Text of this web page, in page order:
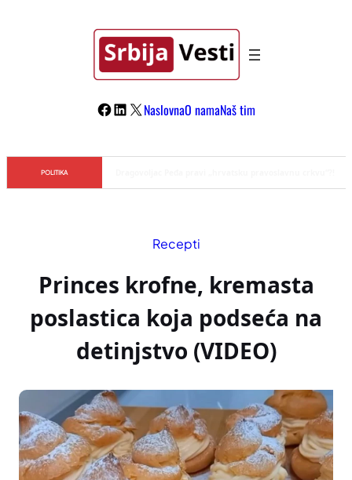
Facebook
LinkedIn
X NaslovnaO namaNaš tim
POLITIKA
Recepti
Princes krofne, kremasta
poslastica koja podseća na
detinjstvo (VIDEO)